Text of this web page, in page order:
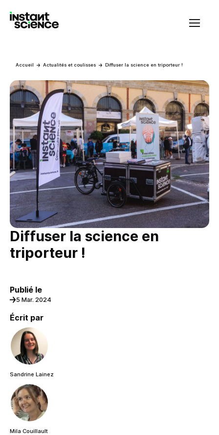
Accueil Actualités et coulisses Diffuser la science en triporteur !
Diffuser la science en
triporteur !
Publié le
5 Mar. 2024
Écrit par
Sandrine Lainez
Mila Couillault